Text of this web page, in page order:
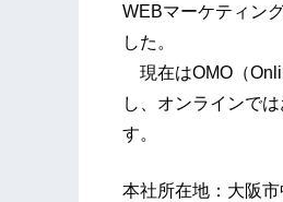
WEBマーケティン
した。
現在はOMO（
し、オンラインで
す。
本社所在地：大阪